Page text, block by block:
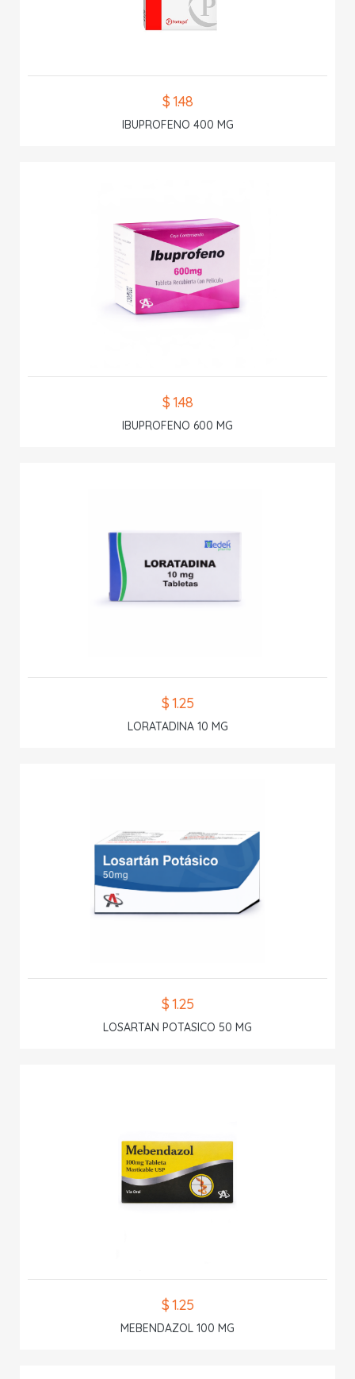
$ 1.48
IBUPROFENO 400 MG
$ 1.48
IBUPROFENO 600 MG
$ 1.25
LORATADINA 10 MG
$ 1.25
LOSARTAN POTASICO 50 MG
$ 1.25
MEBENDAZOL 100 MG